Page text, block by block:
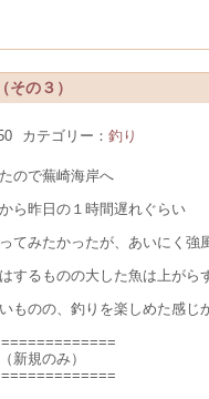
その３）
カテゴリー： 釣り
ので蕪崎海岸へ
ら昨日の１時間遅れぐらい
てみたかったが、あいにく
するものの大した魚は上がら
ものの、釣りを楽しめた感じ
新規のみ）